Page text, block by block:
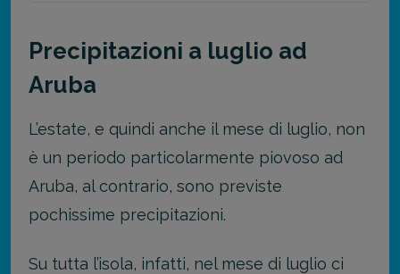
Precipitazioni a luglio ad
Aruba
L’estate, e quindi anche il mese di luglio, non
è un periodo particolarmente piovoso ad
Aruba, al contrario, sono previste
pochissime precipitazioni.
Su tutta l’isola, infatti, nel mese di luglio ci